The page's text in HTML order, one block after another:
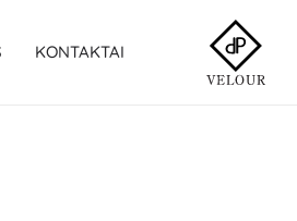
KONTAKTAI